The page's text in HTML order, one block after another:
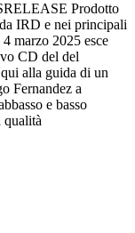
Prodotto
IRD e nei principali
marzo 2025 esce
CD del del
alla guida di un
Fernandez a
e basso
qualità